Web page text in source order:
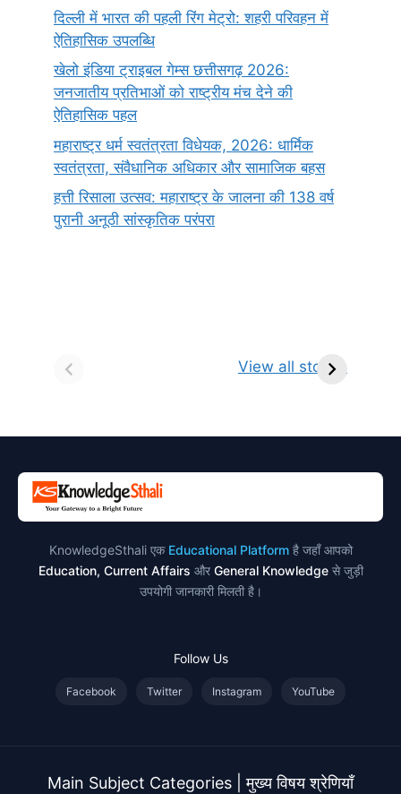
दिल्ली में भारत की पहली रिंग मेट्रो: शहरी परिवहन में
ऐतिहासिक उपलब्धि
खेलो इंडिया ट्राइबल गेम्स छत्तीसगढ़ 2026:
जनजातीय प्रतिभाओं को राष्ट्रीय मंच देने की
ऐतिहासिक पहल
महाराष्ट्र धर्म स्वतंत्रता विधेयक, 2026: धार्मिक
स्वतंत्रता, संवैधानिक अधिकार और सामाजिक बहस
हत्ती रिसाला उत्सव: महाराष्ट्र के जालना की 138 वर्ष
पुरानी अनूठी सांस्कृतिक परंपरा
View all stories
किसे कहते है?
ज्योतिर्लिंग | नाम,
KnowledgeSthali एक Educational Platformहै जहाँ आपको
Education, Current Affairs और General Knowledgeसे जुड़ी
उपयोगी जानकारी मिलती है।
Follow Us
Facebook Twitter Instagram YouTube
Main Subject Categories | मुख्य विषय श्रेणियाँ